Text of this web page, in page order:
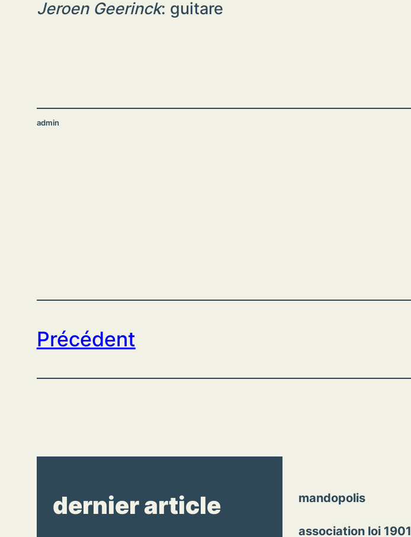
Jeroen Geerinck: guitare
admin
Précédent
dernier article mandopolis
association loi 1901